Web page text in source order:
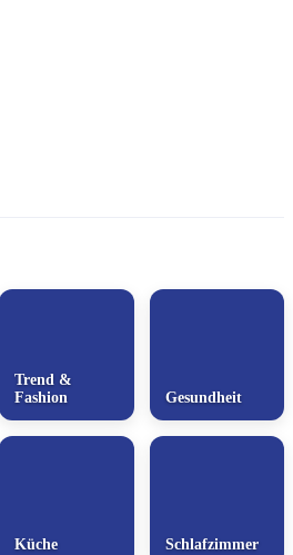
Trend &
Fashion
Gesundheit
Küche Schlafzimmer